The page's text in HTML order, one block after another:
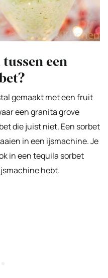
een
gemaakt met een fruit
een granita grove
die juist niet. Een sorbet
in een ijsmachine. Je
in een tequila sorbet
hebt.